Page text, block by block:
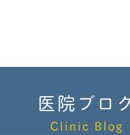
医院ブロ
Clinic Blog